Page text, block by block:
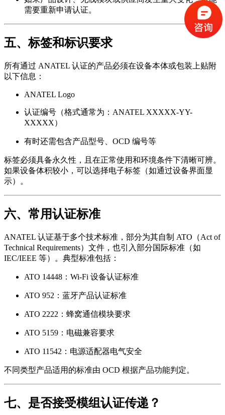
需要重新申请认证。
五、标签和标识要求
所有通过 ANATEL 认证的产品必须在设备本体或包装上贴附
以下信息：
ANATEL Logo
认证编号（格式通常为：ANATEL XXXXX-YY-
XXXXX）
有时还需包含产品型号、OCD 编号等
标签必须具备永久性，且在正常使用和环境条件下清晰可辨。
如果设备体积较小，可以选择电子标签（如通过设备界面显
示）。
六、常用认证标准
ANATEL 认证基于多个技术标准，部分为其自制 ATO（Act of
Technical Requirements）文件，也引入部分国际标准（如
IEC/IEEE 等）。典型标准包括：
ATO 14448：Wi-Fi 设备认证标准
ATO 952：蓝牙产品认证标准
ATO 2222：蜂窝通信模块要求
ATO 5159：电磁兼容要求
ATO 11542：电源适配器电气安全
不同类型产品适用的标准由 OCD 根据产品功能判定。
七、是否接受模组认证传递？